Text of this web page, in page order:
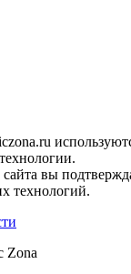
вы
технологий.
Zona